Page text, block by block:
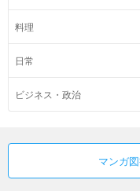
料理
日常
ビジネス・政治
マンガ